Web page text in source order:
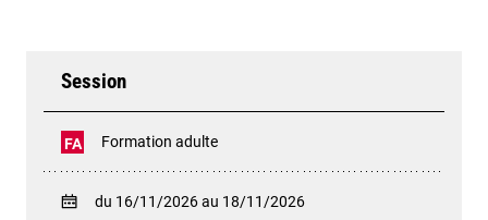
Session
FA Formation adulte
du 16/11/2026 au 18/11/2026